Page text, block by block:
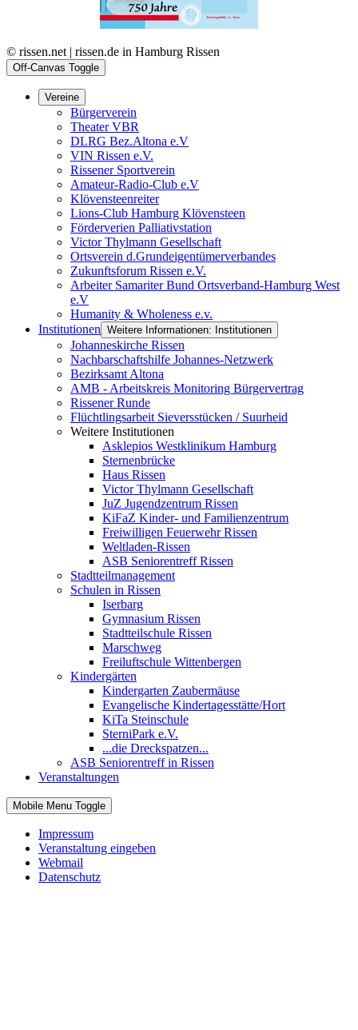
© rissen.net | rissen.de in Hamburg Rissen
Off-Canvas Toggle
Vereine
Bürgerverein
Theater VBR
DLRG Bez.Altona e.V
VIN Rissen e.V.
Rissener Sportverein
Amateur-Radio-Club e.V
Klövensteenreiter
Lions-Club Hamburg Klövensteen
Förderverien Palliativstation
Victor Thylmann Gesellschaft
Ortsverein d.Grundeigentümerverbandes
Zukunftsforum Rissen e.V.
Arbeiter Samariter Bund Ortsverband-Hamburg West
e.V
Humanity & Wholeness e.v.
Institutionen Weitere Informationen: Institutionen
Johanneskirche Rissen
Nachbarschaftshilfe Johannes-Netzwerk
Bezirksamt Altona
AMB - Arbeitskreis Monitoring Bürgervertrag
Rissener Runde
Flüchtlingsarbeit Sieversstücken / Suurheid
Weitere Institutionen
Asklepios Westklinikum Hamburg
Sternenbrücke
Haus Rissen
Victor Thylmann Gesellschaft
JuZ Jugendzentrum Rissen
KiFaZ Kinder- und Familienzentrum
Freiwilligen Feuerwehr Rissen
Weltladen-Rissen
ASB Seniorentreff Rissen
Stadtteilmanagement
Schulen in Rissen
Iserbarg
Gymnasium Rissen
Stadtteilschule Rissen
Marschweg
Freiluftschule Wittenbergen
Kindergärten
Kindergarten Zaubermäuse
Evangelische Kindertagesstätte/Hort
KiTa Steinschule
SterniPark e.V.
...die Dreckspatzen...
ASB Seniorentreff in Rissen
Veranstaltungen
Mobile Menu Toggle
Impressum
Veranstaltung eingeben
Webmail
Datenschutz